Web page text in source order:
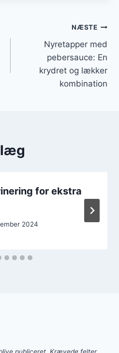
NÆSTE
Nyretapper med
pebersauce: En
krydret og lækker
kombination
for ekstra
2024